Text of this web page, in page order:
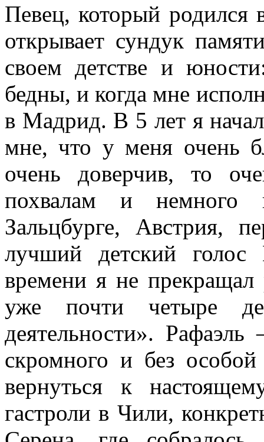
Певец, который родился
открывает сундук
своем детстве и
бедны, и когда мне
в Мадрид. В 5 лет я
мне, что у меня очень
очень доверчив, то
похвалам и немного
Зальцбурге, Австрия,
лучший детский
времени я не
уже почти четыре
деятельности». Рафаэль
скромного и без особой
вернуться к
гастроли в Чили,